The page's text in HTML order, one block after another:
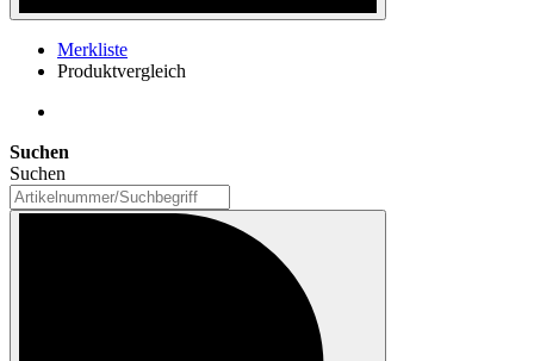
Merkliste
Produktvergleich
Suchen
Suchen